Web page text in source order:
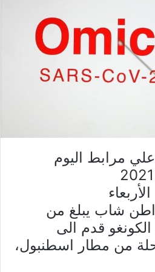
مرابط اليوم
الجمعة 3 ديسمبر 2021
شاب يبلغ من
من الكونغو قدم الى
من مطار اسطنبول،